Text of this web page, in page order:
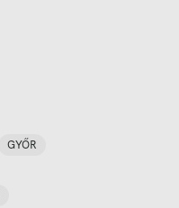
GYŐR